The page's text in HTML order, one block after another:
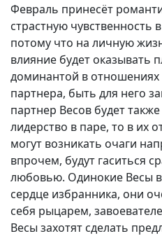
Февраль принесёт
страстную чувственность
потому что на личную
влияние будет оказывать
доминантой в отношениях
партнера, быть для него
партнер Весов будет
лидерство в паре, то в их
могут возникать очаги
впрочем, будут гаситься
любовью. Одинокие Весы
сердце избранника, они
себя рыцарем,
Весы захотят сделать